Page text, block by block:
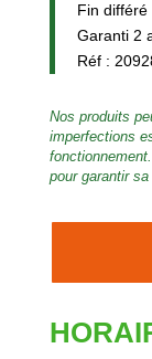
Fin différé
Garanti 2
Réf :
Nos produits
imperfections
pour garantir